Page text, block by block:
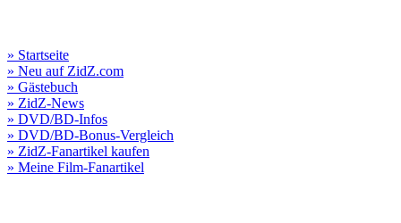
» Startseite
» Neu auf ZidZ.com
» Gästebuch
» ZidZ-News
» DVD/BD-Infos
» DVD/BD-Bonus-Vergleich
» ZidZ-Fanartikel kaufen
» Meine Film-Fanartikel